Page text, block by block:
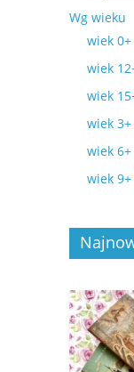
Wg wieku
wiek 0+
wiek
wiek
wiek 3+
wiek 6+
wiek 9+